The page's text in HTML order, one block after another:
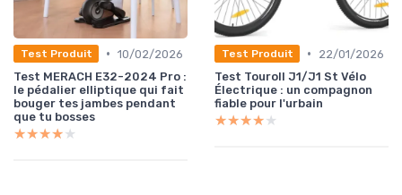
Test Produit • 10/02/2026
Test MERACH E32-2024 Pro :
le pédalier elliptique qui fait
bouger tes jambes pendant
que tu bosses
★★★★★
★★★★★
Test Produit •
22/01/2026
Test Touroll J1/J1 St Vélo
Électrique : un compagnon
fiable pour l'urbain
★★★★★
★★★★★